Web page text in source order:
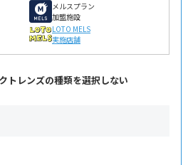
メルスプラン
加盟施設
LOTO MELS
実施店舗
トレンズの種類を選択しない